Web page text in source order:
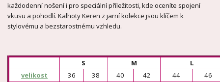
každodenní nošení i pro speciální příležitosti, kde oceníte spojení
vkusu a pohodlí. Kalhoty Keren z jarní kolekce jsou klíčem k
stylovému a bezstarostnému vzhledu.
S M
L
velikost
36 38 40 42 44
46